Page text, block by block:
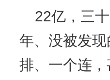
22亿，三
年、没被发现
排、一个连